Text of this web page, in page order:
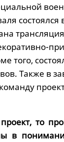
состоялся
того,
Также в
то
в